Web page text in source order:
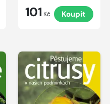
101 Kč Koupit